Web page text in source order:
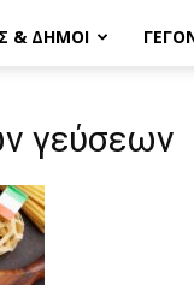
& ΔΗΜΟΙ
γεύσεων